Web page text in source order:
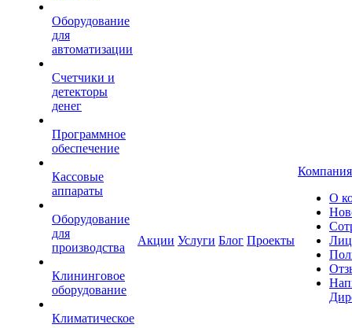
Оборудование
для
автоматизации
Счетчики и
детекторы
денег
Программное
обеспечение
Кассовые
аппараты
Оборудование
для
производства
Клининговое
оборудование
Климатическое
Акции Услуги Блог Проекты
Компания
О